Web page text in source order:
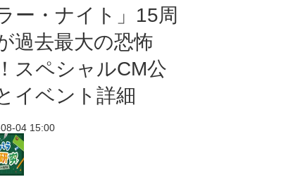
ー・ナイト」15周
過去最大の恐怖
スペシャルCM公
イベント詳細
04 15:00